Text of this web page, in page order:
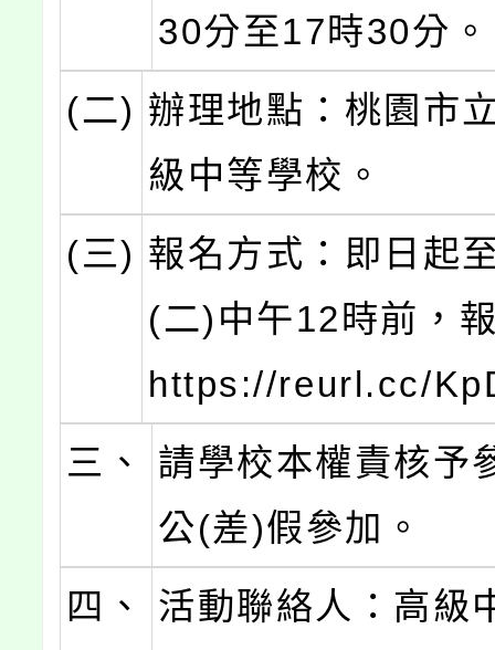
30分至17時30分。
(二) 辦理地點：桃園市
級中等學校。
(三) 報名方式：即日起
(二)中午12時前，
https://reurl.cc/
三、
請學校本權責核予
公(差)假參加。
四、
活動聯絡人：高級